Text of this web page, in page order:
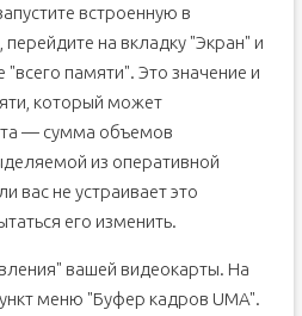
встроенную в
на вкладку "Экран" и
"всего памяти". Это значение и
который может
— сумма объемов
из оперативной
вас не устраивает это
его изменить.
вашей видеокарты. На
меню "Буфер кадров UMA".